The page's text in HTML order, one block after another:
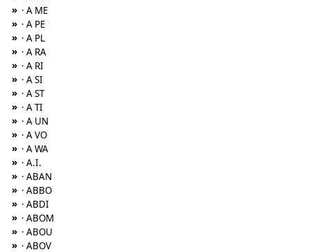
» · A ME
» · A PE
» · A PL
» · A RA
» · A RI
» · A SI
» · A ST
» · A TI
» · A UN
» · A VO
» · A WA
» · A.I.
» · ABAN
» · ABBO
» · ABDI
» · ABOM
» · ABOU
» · ABOV